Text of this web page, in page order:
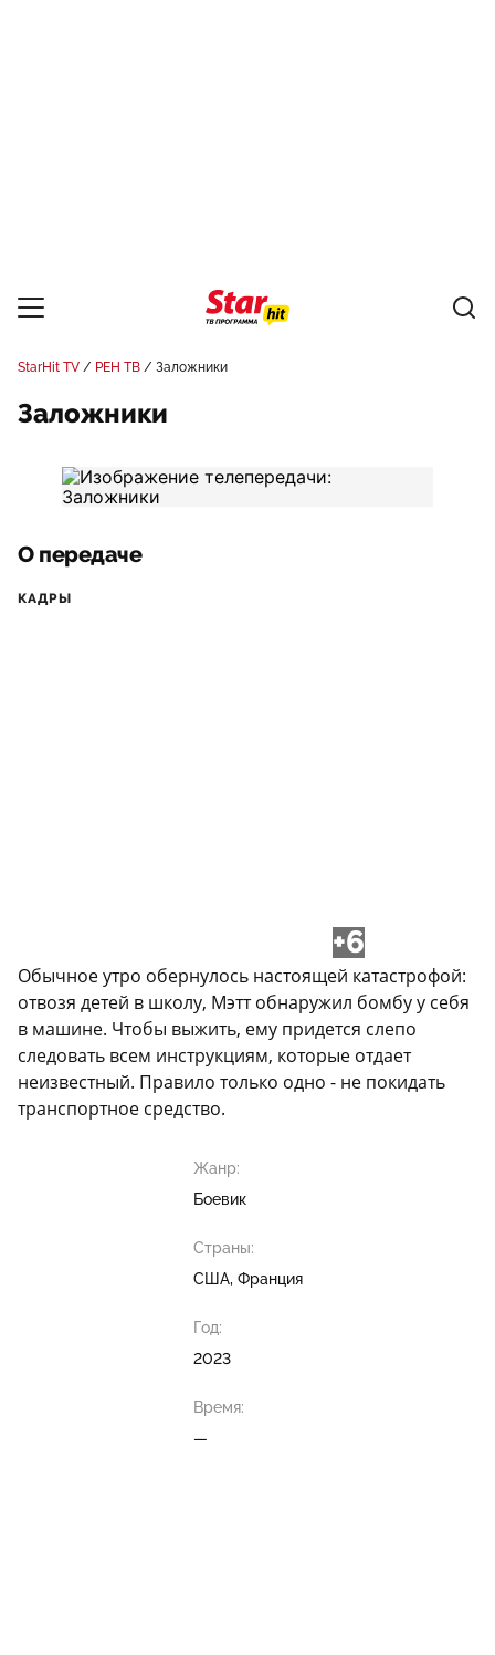
StarHit TV РЕН ТВ Заложники
Заложники
О передаче
КАДРЫ
+6
Обычное утро обернулось настоящей катастрофой:
отвозя детей в школу, Мэтт обнаружил бомбу у себя
в машине. Чтобы выжить, ему придется слепо
следовать всем инструкциям, которые отдает
неизвестный. Правило только одно - не покидать
транспортное средство.
Жанр:
Боевик
Страны:
США, Франция
Год:
2023
Время:
—